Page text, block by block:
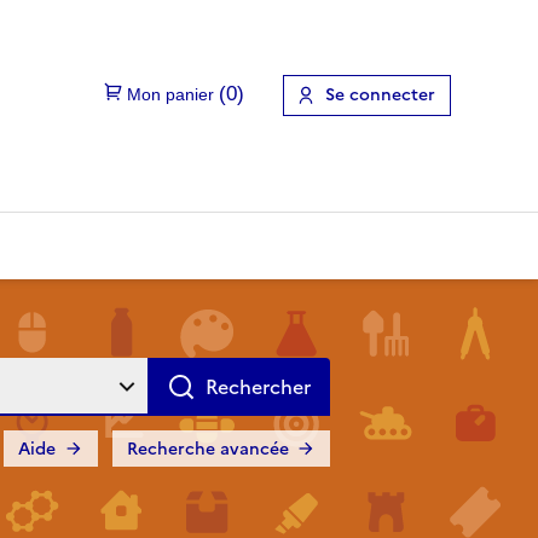
Se connecter
Recherche avancée
Aide